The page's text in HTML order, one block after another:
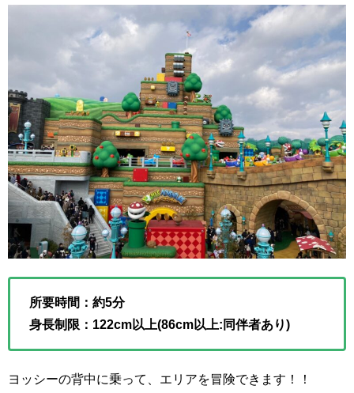
所要時間：約5分
身長制限：122cm以上(86cm以上:同伴者あり)
ヨッシーの背中に乗って、エリアを冒険できます！！